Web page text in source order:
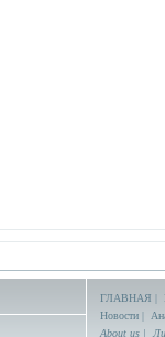
ГЛАВНАЯ |
Новости |
About us |